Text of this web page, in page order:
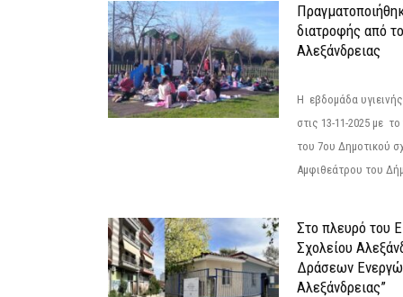
διατροφής από
Αλεξάνδρειας
Η εβδομάδα
στις 13-11-2025 με
του 7ου Δημοτικού
Αμφιθεάτρου του
Στο πλευρό του
Σχολείου
Δράσεων
Αλεξάνδρειας”